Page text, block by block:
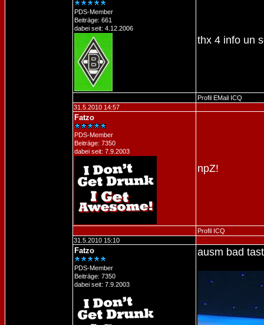
PDS-Member
Beiträge: 661
dabei seit: 4.12.2006
thx 4 info un
Profil EMail ICQ
31.5.2010 14:57
Fatzo
PDS-Member
Beiträge: 7350
dabei seit: 7.9.2003
npZ!
Profil ICQ
31.5.2010 15:10
Fatzo
PDS-Member
Beiträge: 7350
dabei seit: 7.9.2003
ausm bad